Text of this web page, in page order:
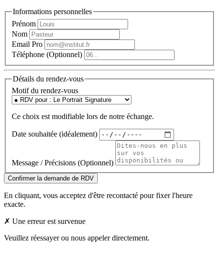
Informations personnelles
Prénom
Nom
Email Pro
Téléphone (Optionnel)
Détails du rendez-vous
Motif du rendez-vous
Ce choix est modifiable lors de notre échange.
Date souhaitée (idéalement)
Message / Précisions (Optionnel)
Confirmer la demande de RDV
En cliquant, vous acceptez d'être recontacté pour fixer l'heure
exacte.
✗ Une erreur est survenue
Veuillez réessayer ou nous appeler directement.